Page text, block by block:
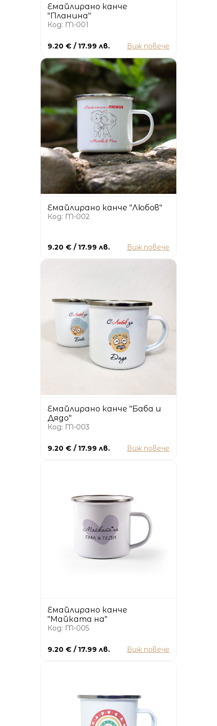
Емайлирано канче
"Планина"
Код: M-001
9.20 € / 17.99 лв. Виж повече
Емайлирано канче "Любов"
Код: M-002
9.20 € / 17.99 лв. Виж повече
Емайлирано канче "Баба и
Дядо"
Код: M-003
9.20 € / 17.99 лв. Виж повече
Емайлирано канче
"Майката на"
Код: M-005
9.20 € / 17.99 лв. Виж повече